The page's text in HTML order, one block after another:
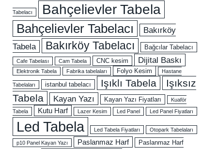
Tabelacı Bahçelievler Tabela
Bahçelievler Tabelacı
Bakırköy
Tabela
Bakırköy Tabelacı Bağcılar Tabelacı
Cafe Tabelası Cam Tabela CNC kesim Dijital Baskı
Elektronik Tabela Fabrika tabelaları Folyo Kesim Hastane
Tabelaları istanbul tabelacı Işıklı Tabela
Işıksız
Tabela
Kayan Yazı Kayan Yazı Fiyatları
Kuaför
Tabela
Kutu Harf Lazer Kesim Led Panel Led Panel Fiyatları
Led Tabela Led Tabela Fiyatları Otopark Tabelaları
p10 Panel Kayan Yazı Paslanmaz Harf Paslanmaz Harf